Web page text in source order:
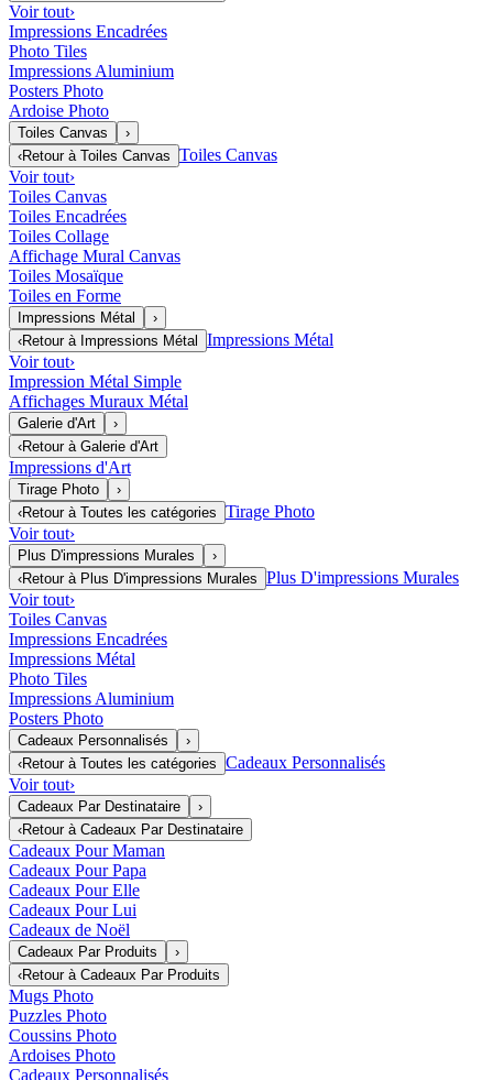
Voir tout›
Impressions Encadrées
Photo Tiles
Impressions Aluminium
Posters Photo
Ardoise Photo
Toiles Canvas
›
‹Retour à Toiles Canvas Toiles Canvas
Voir tout›
Toiles Canvas
Toiles Encadrées
Toiles Collage
Affichage Mural Canvas
Toiles Mosaïque
Toiles en Forme
Impressions Métal
›
‹Retour à Impressions Métal
Impressions Métal
Voir tout›
Impression Métal Simple
Affichages Muraux Métal
Galerie d'Art
›
‹Retour à Galerie d'Art
Impressions d'Art
Tirage Photo
›
‹Retour à Toutes les catégories Tirage Photo
Voir tout›
Plus D'impressions Murales
›
‹Retour à Plus D'impressions Murales Plus D'impressions Murales
Voir tout›
Toiles Canvas
Impressions Encadrées
Impressions Métal
Photo Tiles
Impressions Aluminium
Posters Photo
Cadeaux Personnalisés
›
‹Retour à Toutes les catégories Cadeaux Personnalisés
Voir tout›
Cadeaux Par Destinataire
›
‹Retour à Cadeaux Par Destinataire
Cadeaux Pour Maman
Cadeaux Pour Papa
Cadeaux Pour Elle
Cadeaux Pour Lui
Cadeaux de Noël
Cadeaux Par Produits
›
‹Retour à Cadeaux Par Produits
Mugs Photo
Puzzles Photo
Coussins Photo
Ardoises Photo
Cadeaux Personnalisés